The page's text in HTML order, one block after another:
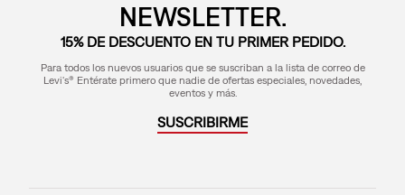
NEWSLETTER.
15% DE DESCUENTO EN TU PRIMER PEDIDO.
Para todos los nuevos usuarios que se suscriban a la lista de correo de
Levi's® Entérate primero que nadie de ofertas especiales, novedades,
eventos y más.
SUSCRIBIRME